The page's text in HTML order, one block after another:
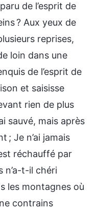
de l’esprit de
? Aux yeux de
reprises,
loin dans une
de l’esprit de
et saisisse
rien de plus
sauvé, mais après
; Je n’ai jamais
réchauffé par
n’a-t-il chéri
les montagnes où
contrains